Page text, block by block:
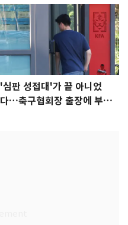
'심판 성접대'가 끝 아니었
다…축구협회장 출장에 부인